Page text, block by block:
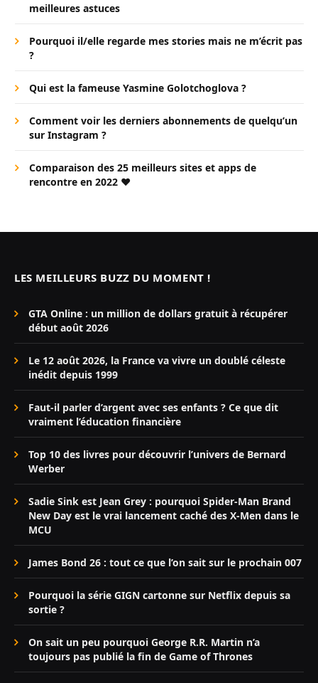
meilleures astuces
Pourquoi il/elle regarde mes stories mais ne m’écrit pas
?
Qui est la fameuse Yasmine Golotchoglova ?
Comment voir les derniers abonnements de quelqu’un
sur Instagram ?
Comparaison des 25 meilleurs sites et apps de
rencontre en 2022 ❤️
LES MEILLEURS BUZZ DU MOMENT !
GTA Online : un million de dollars gratuit à récupérer
début août 2026
Le 12 août 2026, la France va vivre un doublé céleste
inédit depuis 1999
Faut-il parler d’argent avec ses enfants ? Ce que dit
vraiment l’éducation financière
Top 10 des livres pour découvrir l’univers de Bernard
Werber
Sadie Sink est Jean Grey : pourquoi Spider-Man Brand
New Day est le vrai lancement caché des X-Men dans le
MCU
James Bond 26 : tout ce que l’on sait sur le prochain 007
Pourquoi la série GIGN cartonne sur Netflix depuis sa
sortie ?
On sait un peu pourquoi George R.R. Martin n’a
toujours pas publié la fin de Game of Thrones